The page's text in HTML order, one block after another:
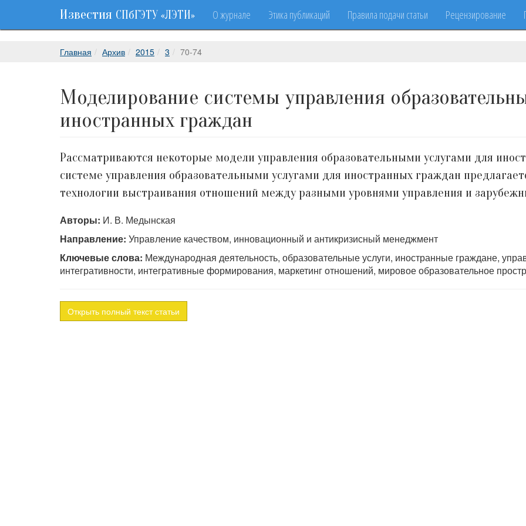
Известия СПбГЭТУ «ЛЭТИ» О журнале Этика публикаций Правила подачи статьи Рецензирование
Главная Архив 2015 3 70-74
Моделирование системы управления
иностранных граждан
Рассматриваются некоторые модели управления образовательными услугами для
системе управления образовательными услугами для иностранных граждан
технологии выстраивания отношений между разными уровнями управления и
Авторы: И. В. Медынская
Направление: Управление качеством, инновационный и антикризисный менеджмент
Ключевые слова: Международная деятельность, образовательные услуги, иностранные граждане,
интегративности, интегративные формирования, маркетинг отношений, мировое образовательное
Открыть полный текст статьи